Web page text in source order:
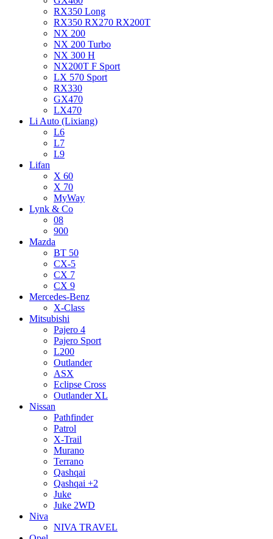
RX350 Long
RX350 RX270 RX200T
NX 200
NX 200 Turbo
NX 300 H
NX200T F Sport
LX 570 Sport
RX330
GX470
LX470
Li Auto (Lixiang)
L6
L7
L9
Lifan
X 60
X 70
MyWay
Lynk & Co
08
900
Mazda
BT 50
CX-5
CX 7
CX 9
Mercedes-Benz
X-Class
Mitsubishi
Pajero 4
Pajero Sport
L200
Outlander
ASX
Eclipse Cross
Outlander XL
Nissan
Pathfinder
Patrol
X-Trail
Murano
Terrano
Qashqai
Qashqai +2
Juke
Juke 2WD
Niva
NIVA TRAVEL